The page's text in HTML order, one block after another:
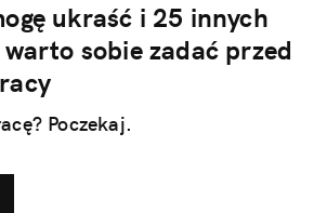
ukraść i 25 innych
sobie zadać przed
Poczekaj.